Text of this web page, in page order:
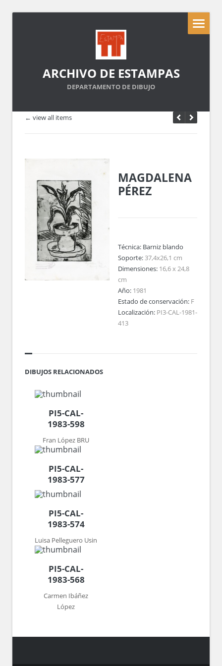
ARCHIVO DE ESTAMPAS
DEPARTAMENTO DE DIBUJO
← view all items
MAGDALENA
PÉREZ
Técnica: Barniz blando
Soporte:37,4x26,1 cm
Dimensiones: 16,6 x 24,8
cm
Año: 1981
Estado de conservación: F
Localización: PI3-CAL-1981-
413
DIBUJOS RELACIONADOS
PI5-CAL-
1983-598
Fran López BRU
PI5-CAL-
1983-577
PI5-CAL-
1983-574
Luisa Pelleguero Usin
PI5-CAL-
1983-568
Carmen Ibáñez
López